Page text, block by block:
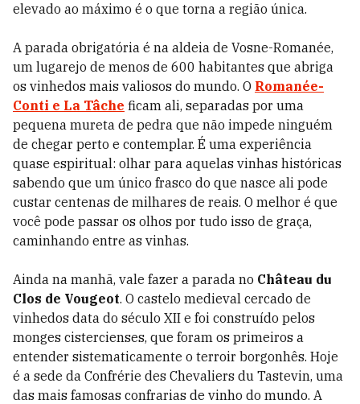
elevado ao máximo é o que torna a região única.
A parada obrigatória é na aldeia de Vosne-Romanée,
um lugarejo de menos de 600 habitantes que abriga
os vinhedos mais valiosos do mundo. O Romanée-
Conti e La Tâche ficam ali, separadas por uma
pequena mureta de pedra que não impede ninguém
de chegar perto e contemplar. É uma experiência
quase espiritual: olhar para aquelas vinhas históricas
sabendo que um único frasco do que nasce ali pode
custar centenas de milhares de reais. O melhor é que
você pode passar os olhos por tudo isso de graça,
caminhando entre as vinhas.
Ainda na manhã, vale fazer a parada no Château du
Clos de Vougeot. O castelo medieval cercado de
vinhedos data do século XII e foi construído pelos
monges cistercienses, que foram os primeiros a
entender sistematicamente o terroir borgonhês. Hoje
é a sede da Confrérie des Chevaliers du Tastevin, uma
das mais famosas confrarias de vinho do mundo. A